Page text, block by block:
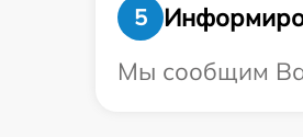
5
Мы сообщим